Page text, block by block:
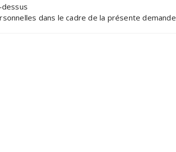
dessus
dans le cadre de la présente demande